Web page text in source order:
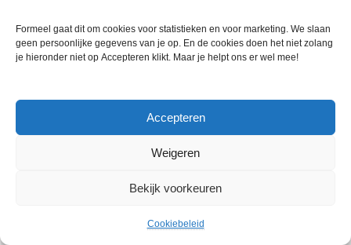
Formeel gaat dit om cookies voor statistieken en voor marketing. We slaan
geen persoonlijke gegevens van je op. En de cookies doen het niet zolang
je hieronder niet op Accepteren klikt. Maar je helpt ons er wel mee!
Accepteren
Weigeren
Bekijk voorkeuren
Cookiebeleid
Vestibulum erat libero, scelerisque et.
Sed in dui. Nullam ut mauris eu mi mollis luctus. Class aptent
inceptos hymenaeos. Sed cursus cursus velit. Sed a massa.
Duis dignissim euismod quam. Nullam euismod metus ut orci.